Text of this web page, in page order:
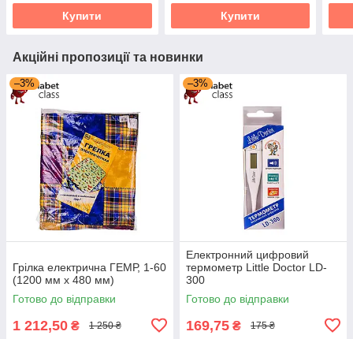
Купити Купити
Акційні пропозиції та новинки
–3%
Грілка електрична ГЕМР, 1-60
(1200 мм х 480 мм)
Готово до відправки
1 212,50 ₴ 1 250 ₴
–3%
Електронний цифровий
термометр Little Doctor LD-
300
Готово до відправки
169,75 ₴ 175 ₴